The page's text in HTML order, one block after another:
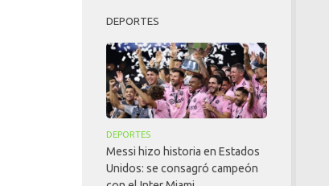
DEPORTES
DEPORTES
Messi hizo historia en Estados
Unidos: se consagró campeón